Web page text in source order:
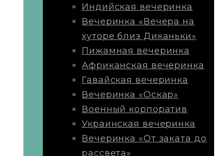
Индийская вечеринка
Вечеринка «Вечера на
хуторе близ Диканьки»
Пижамная вечеринка
Африканская вечеринка
Гавайская вечеринка
Вечеринка «Оскар»
Военный корпоратив
Украинская вечеринка
Вечеринка «От заката до
рассвета»